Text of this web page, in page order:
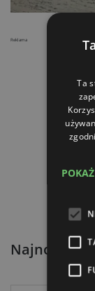
Najnowsze
Reklama
Ta